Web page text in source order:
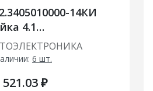
14КИ
4.1
руля аналог
6 шт.
521.03 ₽